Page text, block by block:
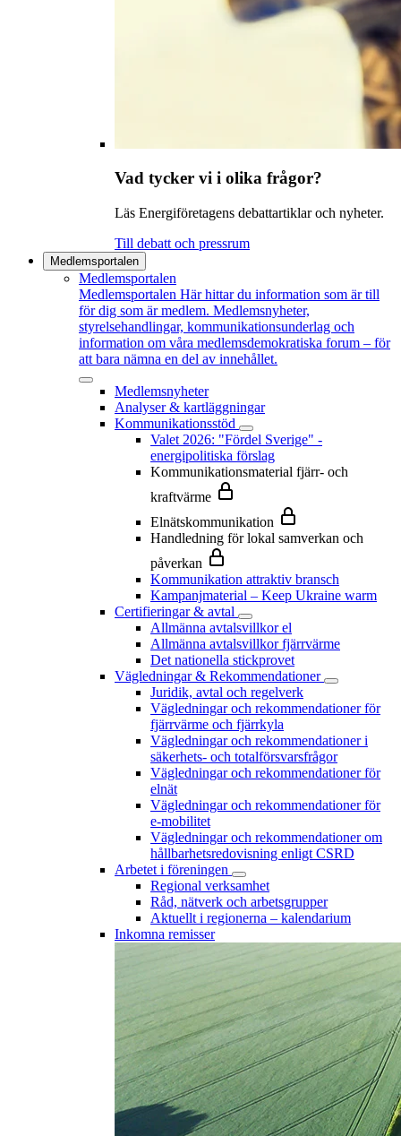
Vad tycker vi i olika frågor?
Läs Energiföretagens debattartiklar och nyheter.
Till debatt och pressrum
Medlemsportalen
Medlemsportalen
Medlemsportalen Här hittar du information som är till
för dig som är medlem. Medlemsnyheter,
styrelsehandlingar, kommunikationsunderlag och
information om våra medlemsdemokratiska forum – för
att bara nämna en del av innehållet.
Medlemsnyheter
Analyser & kartläggningar
Kommunikationsstöd
Valet 2026: "Fördel Sverige" -
energipolitiska förslag
Kommunikationsmaterial fjärr- och
kraftvärme
Elnätskommunikation
Handledning för lokal samverkan och
påverkan
Kommunikation attraktiv bransch
Kampanjmaterial – Keep Ukraine warm
Certifieringar & avtal
Allmänna avtalsvillkor el
Allmänna avtalsvillkor fjärrvärme
Det nationella stickprovet
Vägledningar & Rekommendationer
Juridik, avtal och regelverk
Vägledningar och rekommendationer för
fjärrvärme och fjärrkyla
Vägledningar och rekommendationer i
säkerhets- och totalförsvarsfrågor
Vägledningar och rekommendationer för
elnät
Vägledningar och rekommendationer för
e-mobilitet
Vägledningar och rekommendationer om
hållbarhetsredovisning enligt CSRD
Arbetet i föreningen
Regional verksamhet
Råd, nätverk och arbetsgrupper
Aktuellt i regionerna – kalendarium
Inkomna remisser